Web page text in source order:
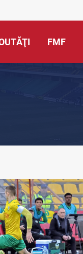
FMF